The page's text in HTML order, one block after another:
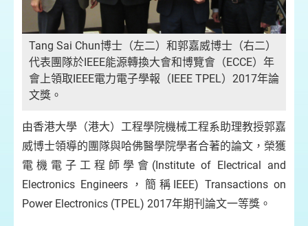
Tang Sai Chun博士（左二）和郭嘉威博士（右二）
代表團隊於IEEE能源轉換大會和博覽會（ECCE）年
會上領取IEEE電力電子學報（IEEE TPEL）2017年論
文獎。
由香港大學（港大）工程學院機械工程系助理教授郭嘉
威博士領導的團隊與哈佛醫學院學者合著的論文，榮獲
電機電子工程師學會(Institute of Electrical and
Electronics Engineers，簡稱IEEE) Transactions on
Power Electronics (TPEL) 2017年期刊論文一等獎。